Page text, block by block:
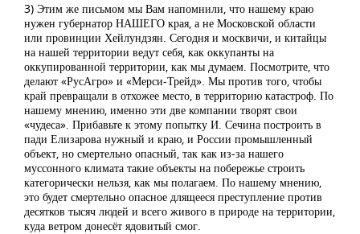
3) Этим же письмом мы Вам напомнили, что нашему краю
нужен губернатор НАШЕГО края, а не Московской области
или провинции Хейлундзян. Сегодня и москвичи, и китайцы
на нашей территории ведут себя, как оккупанты на
оккупированной территории, как мы думаем. Посмотрите, что
делают «РусАгро» и «Мерси-Трейд». Мы против того, чтобы
край превращали в отхожее место, в территорию катастроф. По
нашему мнению, именно эти две компании творят свои
«чудеса». Прибавьте к этому попытку И. Сечина построить в
пади Елизарова нужный и краю, и России промышленный
объект, но смертельно опасный, так как из-за нашего
муссонного климата такие объекты на побережье строить
категорически нельзя, как мы полагаем. По нашему мнению,
это будет смертельно опасное длящееся преступление против
десятков тысяч людей и всего живого в природе на территории,
куда ветром донесёт ядовитый смог.